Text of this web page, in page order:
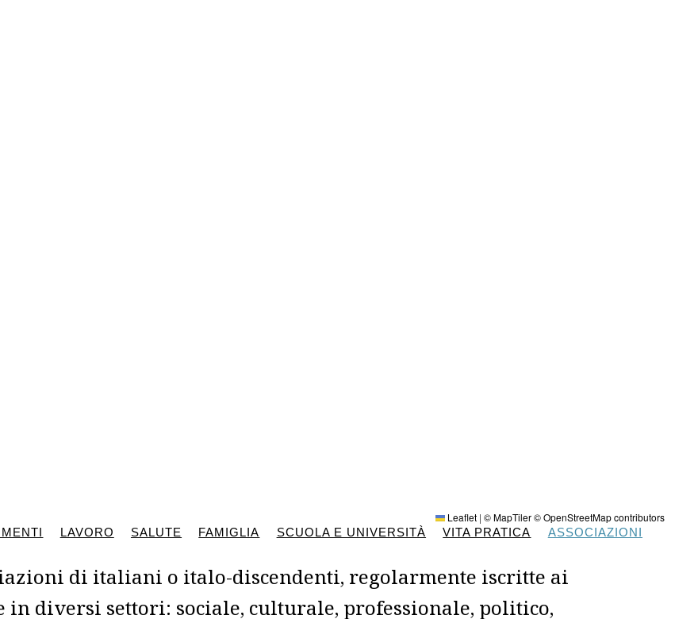
Leaflet | © MapTiler© OpenStreetMap contributors
LAVORO SALUTE FAMIGLIA SCUOLA E UNIVERSITÀ VITA PRATICA ASSOCIAZIONI
di italiani o italo-discendenti, regolarmente iscritte ai
diversi settori: sociale, culturale, professionale, politico,